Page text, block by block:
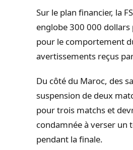
Sur le plan financier, la
englobe 300 000
pour le comportement
avertissements reçus
Du côté du Maroc, des
suspension de deux
pour trois matchs et
condamnée à verser
pendant la finale.